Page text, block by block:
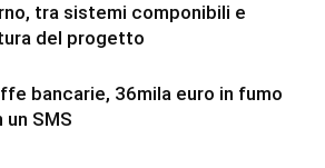
tra sistemi componibili e
del progetto
bancarie, 36mila euro in fumo
un SMS